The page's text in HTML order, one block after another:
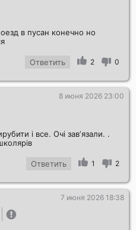
в пусан конечно но
Ответить 2 0
8 июня 2026 23:00
і все. Очі завʼязали. .
Ответить 1 2
7 июня 2026 18:38